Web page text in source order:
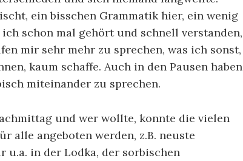
ein bisschen Grammatik hier, ein wenig
schon mal gehört und schnell verstanden,
mir sehr mehr zu sprechen, was ich sonst,
kaum schaffe. Auch in den Pausen haben
miteinander zu sprechen.
und wer wollte, konnte die vielen
alle angeboten werden, z.B. neuste
u.a. in der Lodka, der sorbischen